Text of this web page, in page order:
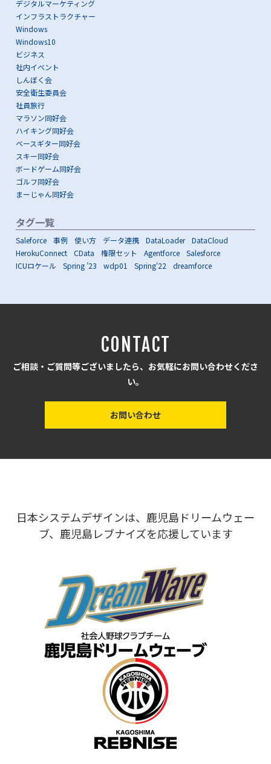
デジタルマーケティング
インフラストラクチャー
Windows
Windows10
ビジネス
社内イベント
しんぼく会
安全衛生委員会
社員旅行
マラソン同好会
ハイキング同好会
ベースギター同好会
スキー同好会
ボードゲーム同好会
ゴルフ同好会
まーじゃん同好会
タグ一覧
Saleforce 事例 使い方 データ連携 DataLoader
DataCloud
HerokuConnect
CData 権限セット Agentforce
Salesforce
ICUロケール
Spring ’23 wdp01 Spring'22 dreamforce
CONTACT
ご相談・ご質問等ございましたら、お気軽にお問い合わせくださ
い。
お問い合わせ
日本システムデザインは、鹿児島ドリームウェー
ブ、鹿児島レブナイズを応援しています